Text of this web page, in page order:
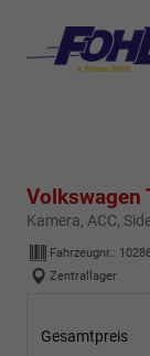
Volkswagen
Kamera, ACC,
Fahrzeugnr.:
Zentrallager
Gesamtpreis